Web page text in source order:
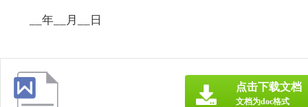
__年__月__日
点击下载文档
文档为doc格式